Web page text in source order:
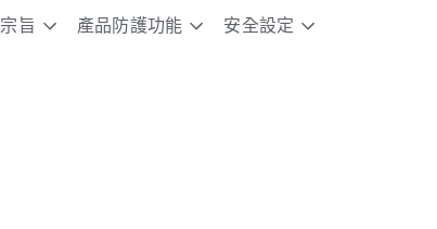
旨 產品​防護​功​能 安全​設定